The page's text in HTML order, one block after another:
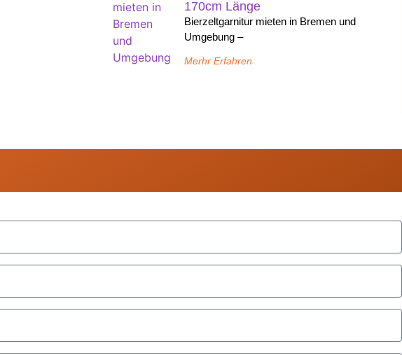
170cm Länge
Bierzeltgarnitur mieten in Bremen und
Umgebung –
Merhr Erfahren